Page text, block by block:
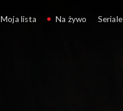
Moja lista Na żywo Seriale